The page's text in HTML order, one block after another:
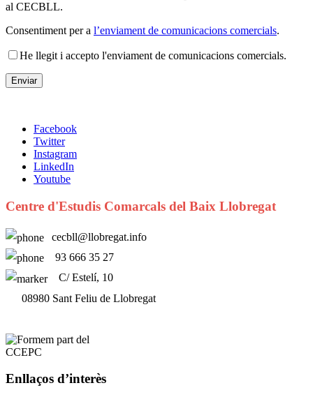
al CECBLL.
Consentiment per a l’enviament de comunicacions comercials.
He llegit i accepto l'enviament de comunicacions comercials.
Facebook
Twitter
Instagram
LinkedIn
Youtube
Centre d'Estudis Comarcals del Baix Llobregat
cecbll@llobregat.info
93 666 35 27
C/ Estelí, 10
08980 Sant Feliu de Llobregat
Enllaços d’interès